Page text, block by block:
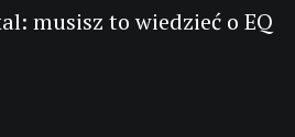
musisz to wiedzieć o EQ